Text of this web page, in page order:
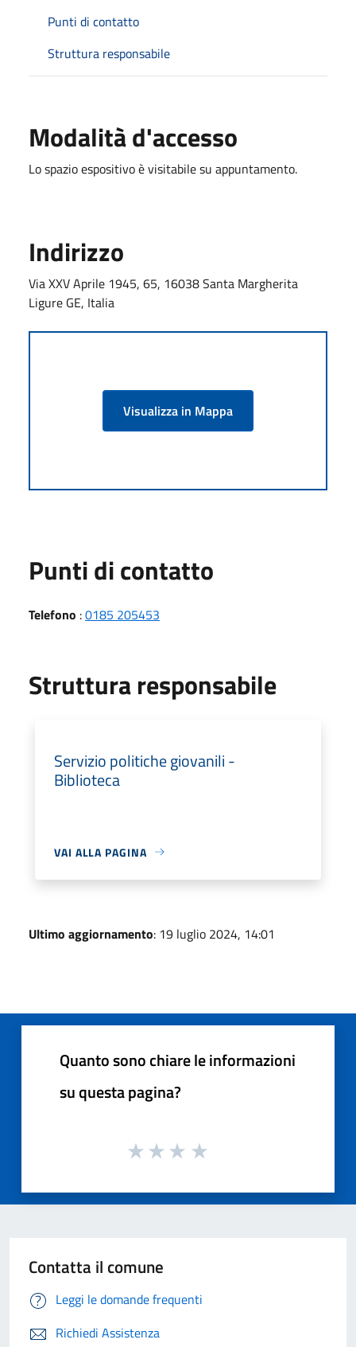
Punti di contatto
Struttura responsabile
Modalità d'accesso
Lo spazio espositivo è visitabile su appuntamento.
Indirizzo
Via XXV Aprile 1945, 65, 16038 Santa Margherita
Ligure GE, Italia
Visualizza in Mappa
Punti di contatto
Telefono :0185 205453
Struttura responsabile
Servizio politiche giovanili -
Biblioteca
VAI ALLA PAGINA
Ultimo aggiornamento: 19 luglio 2024, 14:01
Quanto sono chiare le informazioni
su questa pagina?
Contatta il comune
Leggi le domande frequenti
Richiedi Assistenza